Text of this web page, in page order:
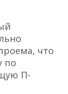
что
по
П-